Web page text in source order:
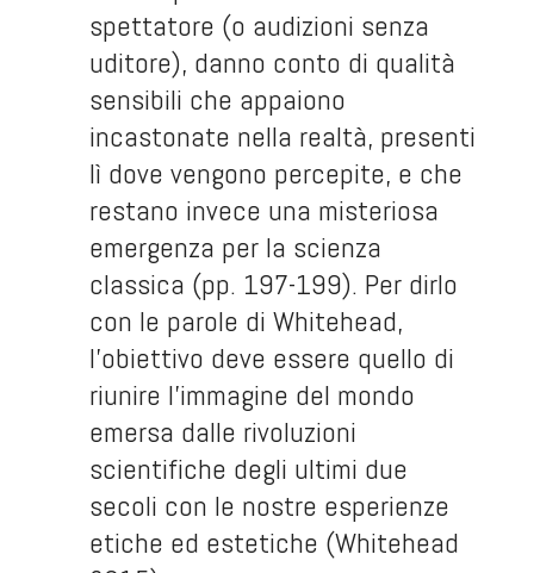
spettatore (o audizioni senza
uditore), danno conto di qualità
sensibili che appaiono
incastonate nella realtà, presenti
lì dove vengono percepite, e che
restano invece una misteriosa
emergenza per la scienza
classica (pp. 197-199). Per dirlo
con le parole di Whitehead,
l’obiettivo deve essere quello di
riunire l’immagine del mondo
emersa dalle rivoluzioni
scientifiche degli ultimi due
secoli con le nostre esperienze
etiche ed estetiche (Whitehead